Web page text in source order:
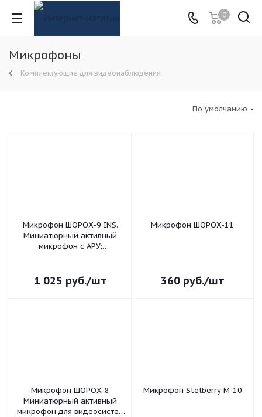
0
Микрофоны
Комплектующие для видеонаблюдения
По умолчанию
Микрофон ШОРОХ-9 INS.
Миниатюрный активный
микрофон с APУ;
акустическая дальность до
12 м; уровень сигнала 0,6 В
1 025 руб./шт
Микрофон ШОРОХ-11
360руб./шт
Микрофон ШОРОХ-8
Миниатюрный активный
микрофон для видеосистем
Микрофон Stelberry M-10